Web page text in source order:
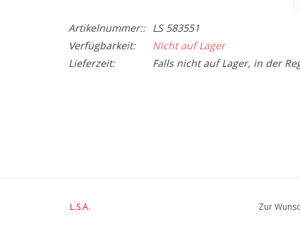
Artikelnummer::
LS 583551
Verfügbarkeit:
Nicht auf Lager
Lieferzeit:
Falls nicht auf Lager, in der
L.S.A. Zur